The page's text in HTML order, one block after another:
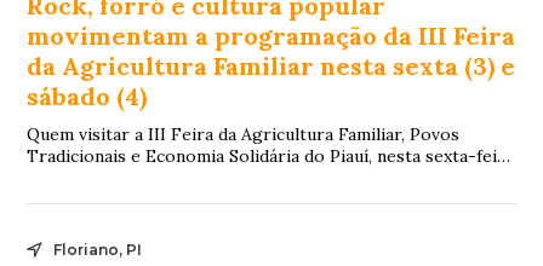
movimentam a programação da III Feira
da Agricultura Familiar nesta sexta (3) e
sábado (4)
Quem visitar a III Feira da Agricultura Familiar, Povos
Tradicionais e Economia Solidária do Piauí, nesta sexta-feira
Floriano, PI